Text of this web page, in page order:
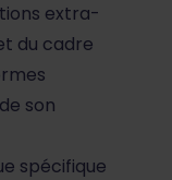
extra-
du cadre
son
spécifique